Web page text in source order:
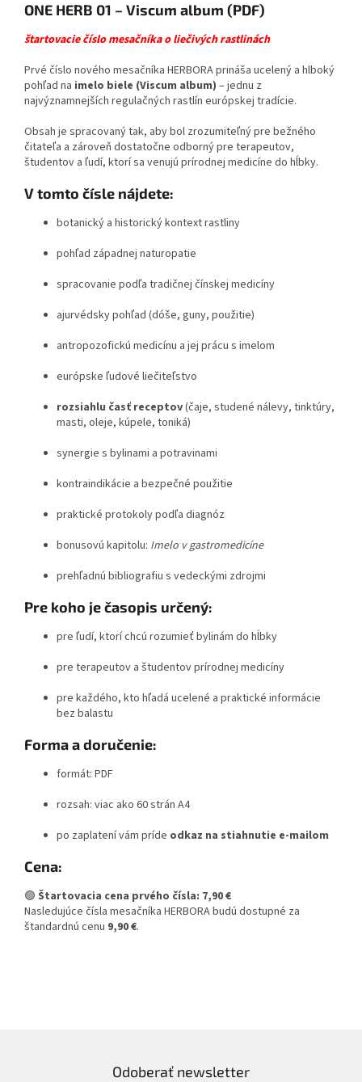
ONE HERB 01 – Viscum album (PDF)
štartovacie číslo mesačníka o liečivých rastlinách
Prvé číslo nového mesačníka HERBORA prináša ucelený a hlboký
pohľad na imelo biele (Viscum album) – jednu z
najvýznamnejších regulačných rastlín európskej tradície.
Obsah je spracovaný tak, aby bol zrozumiteľný pre bežného
čitateľa a zároveň dostatočne odborný pre terapeutov,
študentov a ľudí, ktorí sa venujú prírodnej medicíne do hĺbky.
V tomto čísle nájdete:
botanický a historický kontext rastliny
pohľad západnej naturopatie
spracovanie podľa tradičnej čínskej medicíny
ajurvédsky pohľad (dóše, guny, použitie)
antropozofickú medicínu a jej prácu s imelom
európske ľudové liečiteľstvo
rozsiahlu časť receptov(čaje, studené nálevy, tinktúry,
masti, oleje, kúpele, toniká)
synergie s bylinami a potravinami
kontraindikácie a bezpečné použitie
praktické protokoly podľa diagnóz
bonusovú kapitolu: Imelo v gastromedicíne
prehľadnú bibliografiu s vedeckými zdrojmi
Pre koho je časopis určený:
pre ľudí, ktorí chcú rozumieť bylinám do hĺbky
pre terapeutov a študentov prírodnej medicíny
pre každého, kto hľadá ucelené a praktické informácie
bez balastu
Forma a doručenie:
formát: PDF
rozsah: viac ako 60 strán A4
po zaplatení vám príde odkaz na stiahnutie e-mailom
Cena:
🟢 Štartovacia cena prvého čísla: 7,90 €
Nasledujúce čísla mesačníka HERBORA budú dostupné za
štandardnú cenu 9,90 €.
Odoberať newsletter